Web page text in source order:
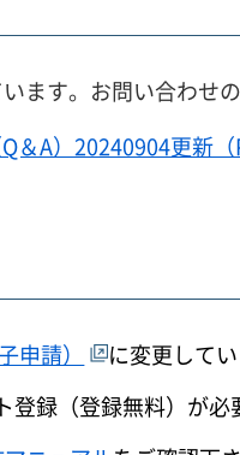
ます。お問い合わせ
A）20240904更新（
申請）
に変更してい
録（登録無料）が必